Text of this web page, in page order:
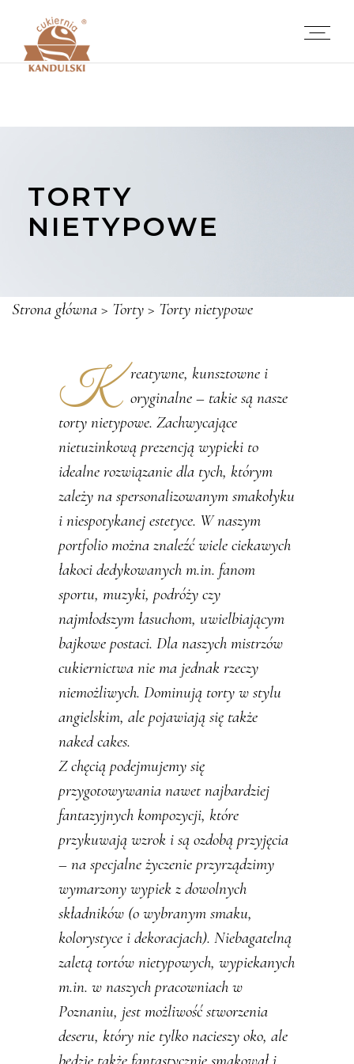
TORTY
NIETYPOWE
Strona główna > Torty > Torty nietypowe
Kreatywne, kunsztowne i
oryginalne – takie są nasze
torty nietypowe. Zachwycające
nietuzinkową prezencją wypieki to
idealne rozwiązanie dla tych, którym
zależy na spersonalizowanym smakołyku
i niespotykanej estetyce. W naszym
portfolio można znaleźć wiele ciekawych
łakoci dedykowanych m.in. fanom
sportu, muzyki, podróży czy
najmłodszym łasuchom, uwielbiającym
bajkowe postaci. Dla naszych mistrzów
cukiernictwa nie ma jednak rzeczy
niemożliwych. Dominują torty w stylu
angielskim, ale pojawiają się także
naked cakes.
Z chęcią podejmujemy się
przygotowywania nawet najbardziej
fantazyjnych kompozycji, które
przykuwają wzrok i są ozdobą przyjęcia
– na specjalne życzenie przyrządzimy
wymarzony wypiek z dowolnych
składników (o wybranym smaku,
kolorystyce i dekoracjach). Niebagatelną
zaletą tortów nietypowych, wypiekanych
m.in. w naszych pracowniach w
Poznaniu, jest możliwość stworzenia
deseru, który nie tylko nacieszy oko, ale